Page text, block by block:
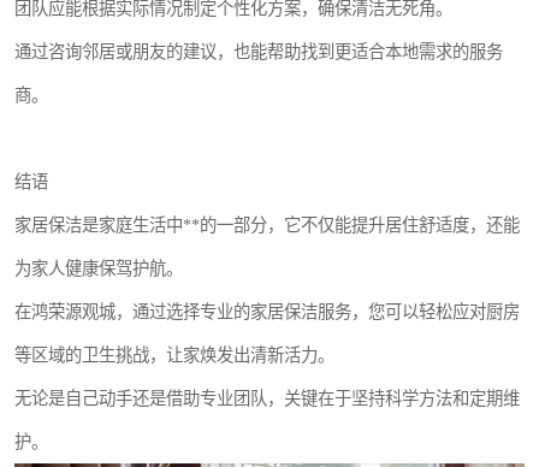
团队应能根据实际情况制定个性化方案，确保清洁无死角。
通过咨询邻居或朋友的建议，也能帮助找到更适合本地需求的服务
商。
结语
家居保洁是家庭生活中**的一部分，它不仅能提升居住舒适度，还能
为家人健康保驾护航。
在鸿荣源观城，通过选择专业的家居保洁服务，您可以轻松应对厨房
等区域的卫生挑战，让家焕发出清新活力。
无论是自己动手还是借助专业团队，关键在于坚持科学方法和定期维
护。